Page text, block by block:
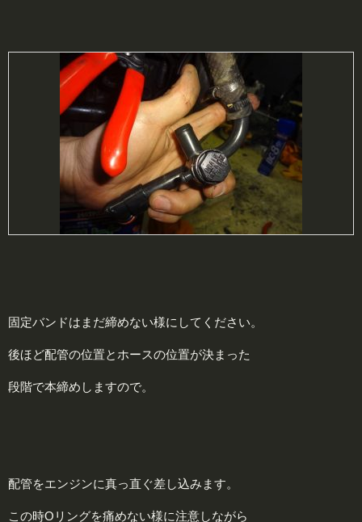
固定バンドはまだ締めない様にしてください。
後ほど配管の位置とホースの位置が決まった
段階で本締めしますので。
配管をエンジンに真っ直ぐ差し込みます。
この時Oリングを痛めない様に注意しながら